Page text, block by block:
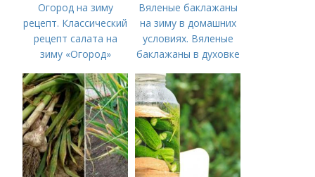
Огород на зиму
рецепт. Классический
рецепт салата на
зиму «Огород»
Вяленые баклажаны
на зиму в домашних
условиях. Вяленые
баклажаны в духовке
приготовления на
зиму с фото в
домашних условиях